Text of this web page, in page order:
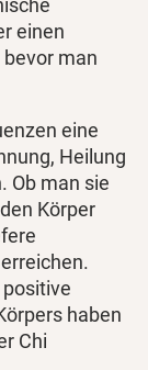
einen
man
eine
Heilung
Ob man sie
Körper
haben
Chi